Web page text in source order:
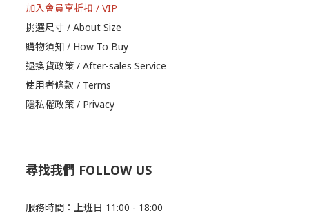
加入會員享折扣 / VIP
挑選尺寸 / About Size
購物須知 / How To Buy
退換貨政策 / After-sales Service
使用者條款 / Terms
隱私權政策 / Privacy
尋找我們 FOLLOW US
服務時間：上班日 11:00 - 18:00